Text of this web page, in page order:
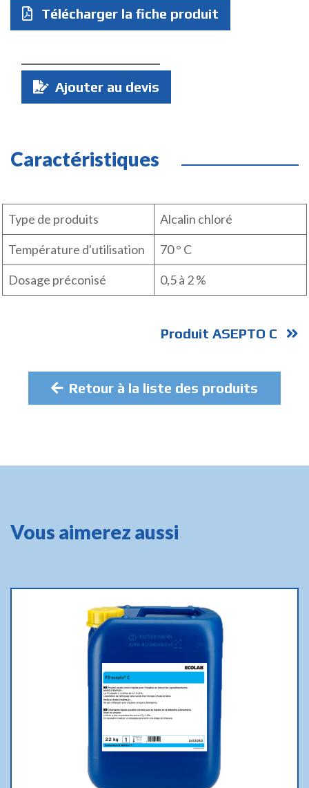
Télécharger la fiche produit
Quantité
Ajouter au devis
Caractéristiques
Type de produits
Alcalin chloré
Température d'utilisation
70 ° C
Dosage préconisé
0,5 à 2 %
Produit ASEPTO C
Retour à la liste des produits
Vous aimerez aussi